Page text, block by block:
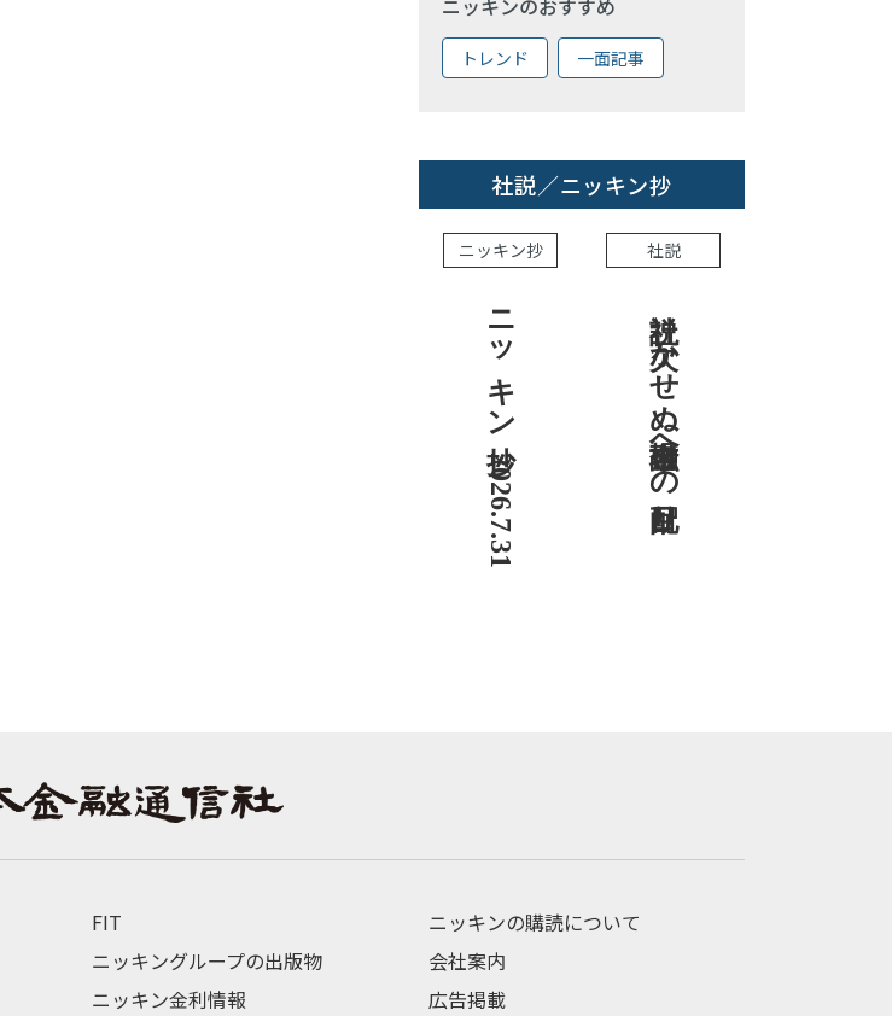
ニッキンのおすすめ
トレンド 一面記事
社説／ニッキン抄
ニッキン抄
ニッキン抄 2026.7.31
社説
社説 欠かせぬ金融市場への目配り
FIT
ニッキングループの出版物
ニッキン金利情報
ニッキンの購読について
会社案内
広告掲載